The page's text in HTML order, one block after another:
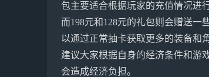
包主要适合根据玩家的充值情况进
而198元和128元的礼包则会赠送
以通过正常抽卡获取更多的装备和角
建议大家根据自身的经济条件和游
会造成经济负担。